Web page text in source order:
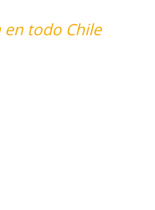
todo Chile